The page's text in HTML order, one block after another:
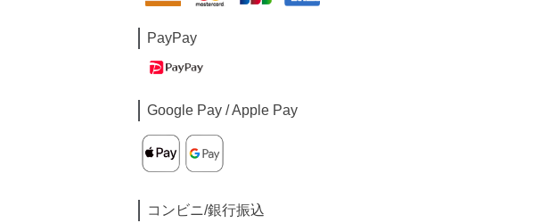
PayPay
Google Pay / Apple Pay
コンビニ/銀行振込